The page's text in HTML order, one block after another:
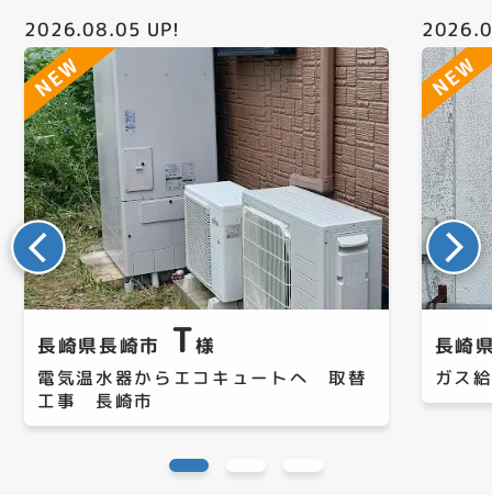
2026.08.05 UP!
長崎県長崎市 T様
電気温水器からエコキュートへ 取替
工事 長崎市
長崎
ガス